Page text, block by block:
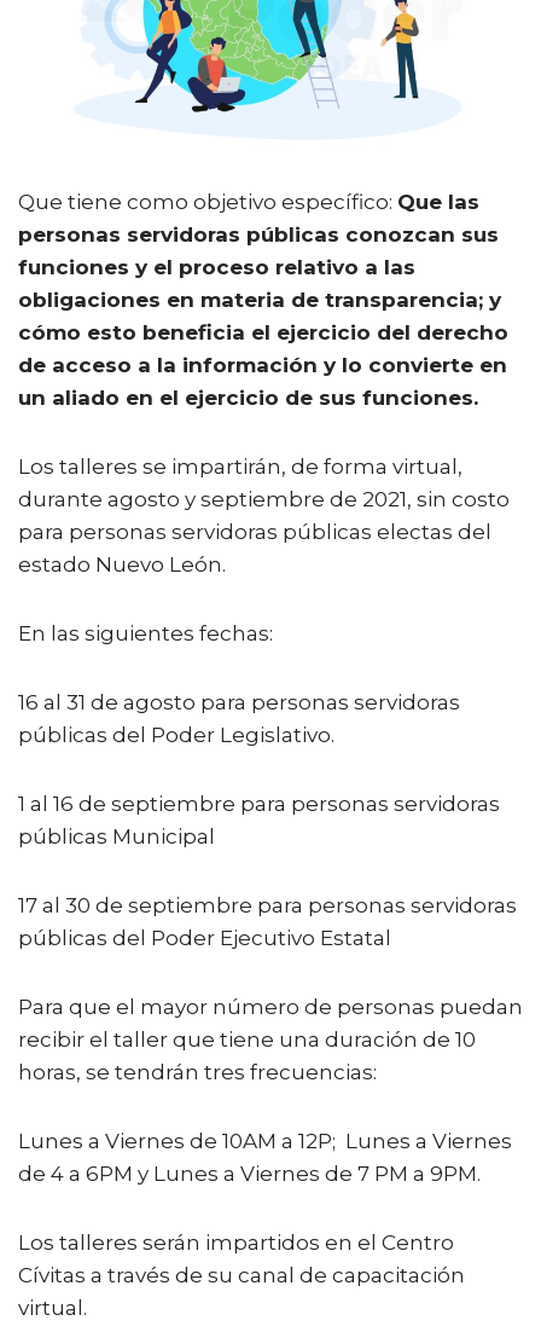
Que tiene como objetivo específico: Que las
personas servidoras públicas conozcan sus
funciones y el proceso relativo a las
obligaciones en materia de transparencia; y
cómo esto beneficia el ejercicio del derecho
de acceso a la información y lo convierte en
un aliado en el ejercicio de sus funciones.
Los talleres se impartirán, de forma virtual,
durante agosto y septiembre de 2021, sin costo
para personas servidoras públicas electas del
estado Nuevo León.
En las siguientes fechas:
16 al 31 de agosto para personas servidoras
públicas del Poder Legislativo.
1 al 16 de septiembre para personas servidoras
públicas Municipal
17 al 30 de septiembre para personas servidoras
públicas del Poder Ejecutivo Estatal
Para que el mayor número de personas puedan
recibir el taller que tiene una duración de 10
horas, se tendrán tres frecuencias:
Lunes a Viernes de 10AM a 12P; Lunes a Viernes
de 4 a 6PM y Lunes a Viernes de 7 PM a 9PM.
Los talleres serán impartidos en el Centro
Cívitas a través de su canal de capacitación
virtual.